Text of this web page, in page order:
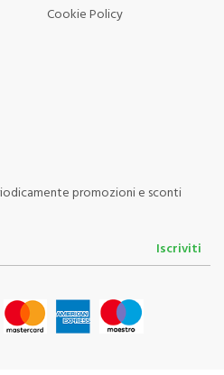
Cookie Policy
promozioni e sconti
Iscriviti